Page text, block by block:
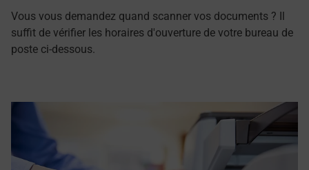
Vous vous demandez quand scanner vos documents ? Il
suffit de vérifier les horaires d'ouverture de votre bureau de
poste ci-dessous.